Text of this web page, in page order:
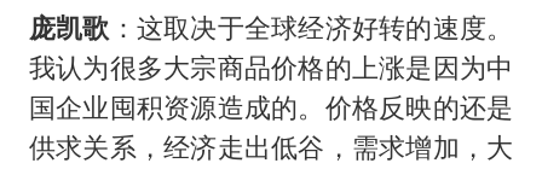
庞凯歌 ：这取决于全球经济好转的速度。
我认为很多大宗商品价格的上涨是因为中
国企业囤积资源造成的。价格反映的还是
供求关系，经济走出低谷，需求增加，大